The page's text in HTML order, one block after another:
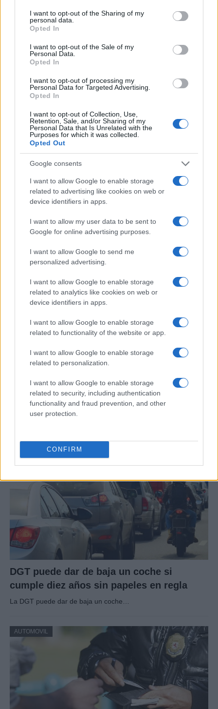
not limited to your visit or usage behaviour. You may click to
grant or deny consent to Google and its third-party tags to
use your data for below specified purposes in below Google
consent section.
I want to opt-out of the Sharing of my
personal data.
Opted In
I want to opt-out of the Sale of my
Personal Data.
Opted In
I want to opt-out of processing my
Personal Data for Targeted Advertising.
Opted In
I want to opt-out of Collection, Use,
Retention, Sale, and/or Sharing of my
Personal Data that Is Unrelated with the
Purposes for which it was collected.
Opted Out
Google consents
I want to allow Google to enable storage
related to advertising like cookies on web or
device identifiers in apps.
I want to allow my user data to be sent to
Google for online advertising purposes.
I want to allow Google to send me
personalized advertising.
I want to allow Google to enable storage
related to analytics like cookies on web or
device identifiers in apps.
I want to allow Google to enable storage
related to functionality of the website or app.
I want to allow Google to enable storage
related to personalization.
I want to allow Google to enable storage
related to security, including authentication
functionality and fraud prevention, and other
user protection.
CONFIRM
Cómo obtener el permiso internacional
para conducir y viajar por todo el mundo
La International Drivers Association te ofrece la posibilidad…
AUTOMOVIL
Los coches más buscados
Compra tu coche de segunda mano en
Heycar
AUTOMOVIL
DGT puede dar de baja un coche si
cumple diez años sin papeles en regla
La DGT puede dar de baja un coche…
AUTOMOVIL